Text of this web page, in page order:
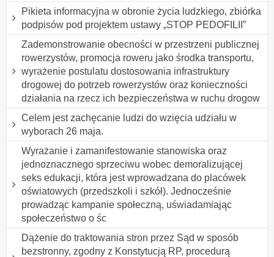
Pikieta informacyjna w obronie życia ludzkiego, zbiórka
podpisów pod projektem ustawy „STOP PEDOFILII”
Zademonstrowanie obecności w przestrzeni publicznej
rowerzystów, promocja roweru jako środka transportu,
wyrażenie postulatu dostosowania infrastruktury
drogowej do potrzeb rowerzystów oraz konieczności
działania na rzecz ich bezpieczeństwa w ruchu drogow
Celem jest zachęcanie ludzi do wzięcia udziału w
wyborach 26 maja.
Wyrażanie i zamanifestowanie stanowiska oraz
jednoznacznego sprzeciwu wobec demoralizującej
seks edukacji, która jest wprowadzana do placówek
oświatowych (przedszkoli i szkół). Jednocześnie
prowadząc kampanie społeczną, uświadamiając
społeczeństwo o śc
Dążenie do traktowania stron przez Sąd w sposób
bezstronny, zgodny z Konstytucją RP, procedurą